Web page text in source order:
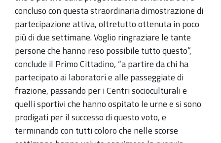
concluso con questa straordinaria dimostrazione di
partecipazione attiva, oltretutto ottenuta in poco
più di due settimane. Voglio ringraziare le tante
persone che hanno reso possibile tutto questo”,
conclude il Primo Cittadino, “a partire da chi ha
partecipato ai laboratori e alle passeggiate di
frazione, passando per i Centri socioculturali e
quelli sportivi che hanno ospitato le urne e si sono
prodigati per il successo di questo voto, e
terminando con tutti coloro che nelle scorse